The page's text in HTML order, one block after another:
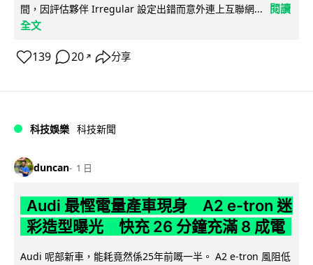
間，因評估夥伴 Irregular 設定出錯而意外連上互聯網...
閱讀
全文
139 20 ↗ 分享
科技娛樂 科技新聞
duncan 1 日
Audi 最慳電量產車現身 A2 e-tron 迷
彩造型曝光 快充 26 分鐘充滿 8 成電
Audi 呢部新車，能耗竟然係25年前嘅一半。 A2 e-tron 風阻低